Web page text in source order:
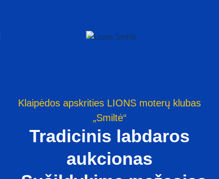
Klaipėdos apskrities LIONS moterų klubas
„Smiltė“
Tradicinis labdaros
aukcionas